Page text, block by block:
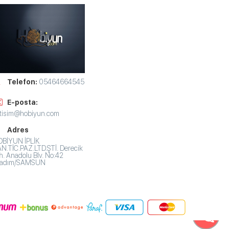
Telefon: 05464664545
E-posta:
Adres
İPLİK
Derecik
Anadolu Blv. No:42
SAMSUN